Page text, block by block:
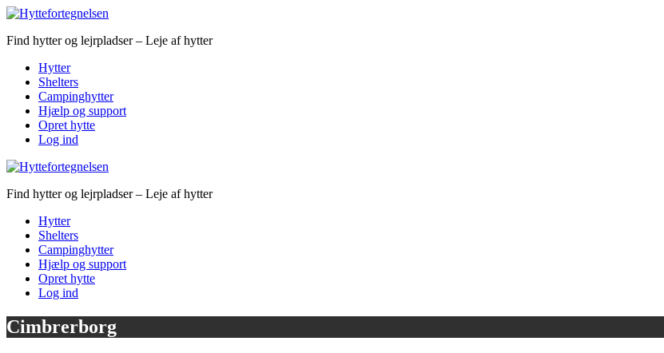
Find hytter og lejrpladser – Leje af hytter
Hytter
Shelters
Campinghytter
Hjælp og support
Opret hytte
Log ind
Find hytter og lejrpladser – Leje af hytter
Hytter
Shelters
Campinghytter
Hjælp og support
Opret hytte
Log ind
Cimbrerborg